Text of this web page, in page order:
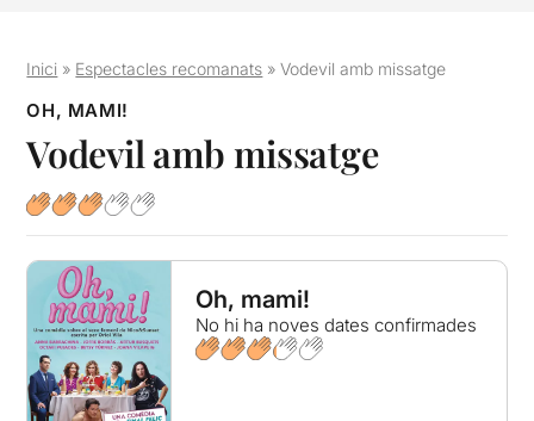
Inici » Espectacles recomanats »Vodevil amb missatge
OH, MAMI!
Vodevil amb missatge
Oh, mami!
No hi ha noves dates confirmades